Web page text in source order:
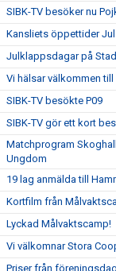
SIBK-TV besöker nu
Kansliets öppettider
Julklappsdagar på
Vi hälsar välkommen till
SIBK-TV besökte P09
SIBK-TV gör ett kort
Matchprogram
Ungdom
19 lag anmälda till
Kortfilm från
Lyckad Målvaktscamp!
Vi välkomnar Stora
Priser från